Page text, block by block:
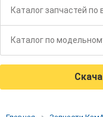
Каталог запчастей по
Каталог по